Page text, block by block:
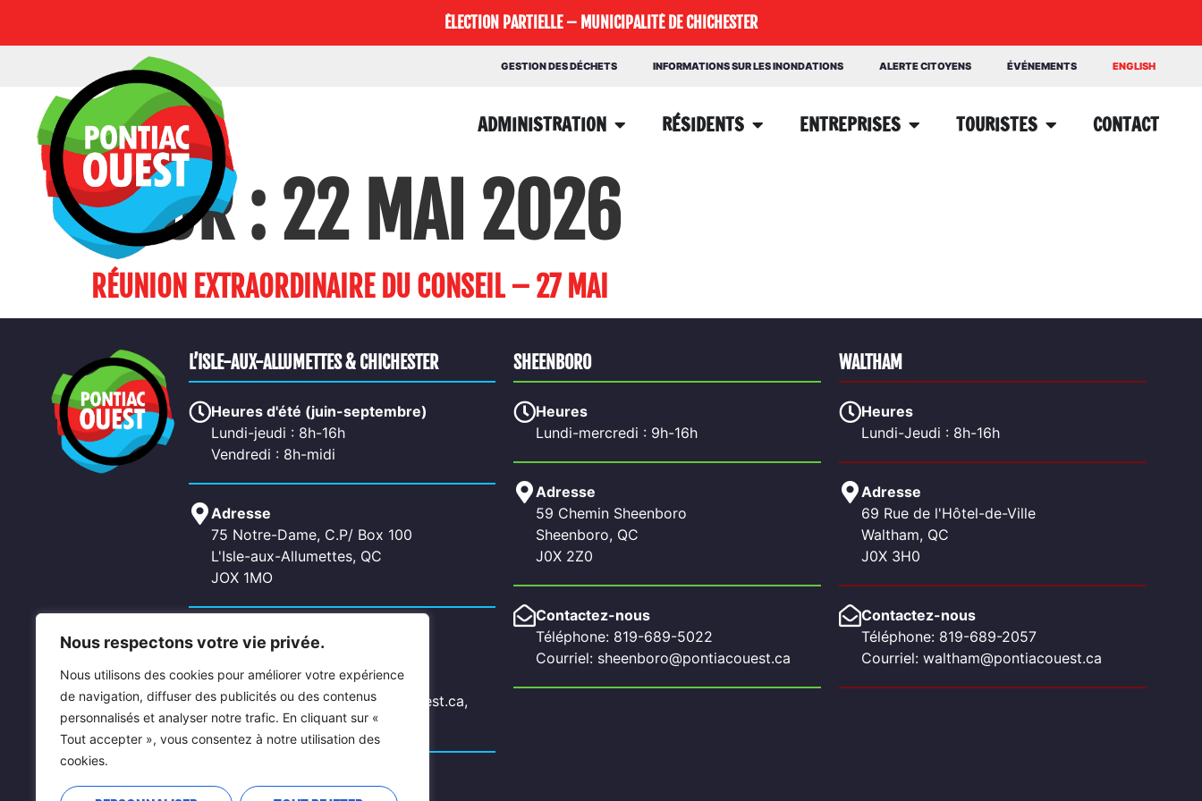
Nous respectons votre vie privée.
Nous utilisons des cookies pour améliorer votre expérience
de navigation, diffuser des publicités ou des contenus
personnalisés et analyser notre trafic. En cliquant sur «
Tout accepter », vous consentez à notre utilisation des
cookies.
ÉLECTION PARTIELLE – MUNICIPALITÉ DE CHICHESTER
GESTION DES DÉCHETS INFORMATIONS SUR LES INONDATIONS ALERTE CITOYENS ÉVÉNEMENTS ENGLISH
ADMINISTRATION RÉSIDENTS ENTREPRISES TOURISTES CONTACT
JOUR :22 MAI 2026
RÉUNION EXTRAORDINAIRE DU CONSEIL – 27 MAI
L’ISLE-AUX-ALLUMETTES & CHICHESTER
Heures d'été (juin-septembre)
Lundi-jeudi : 8h-16h
Vendredi : 8h-midi
Adresse
75 Notre-Dame, C.P/ Box 100
L'Isle-aux-Allumettes, QC
JOX 1MO
Contactez-nous
Fax: 819-689-5619
Courriel: allumettes@pontiacouest.ca,
chichester@pontiacouest.ca
SHEENBORO
Heures
Lundi-mercredi : 9h-16h
Adresse
59 Chemin Sheenboro
Sheenboro, QC
J0X 2Z0
Contactez-nous
Téléphone: 819-689-5022
Courriel: sheenboro@pontiacouest.ca
Heures
Lundi-Jeudi : 8h-16h
Adresse
69 Rue de l'Hôtel-de-Ville
Waltham, QC
J0X 3H0
Contactez-nous
Téléphone: 819-689-2057
Courriel: waltham@pontiacouest.ca
WALTHAM